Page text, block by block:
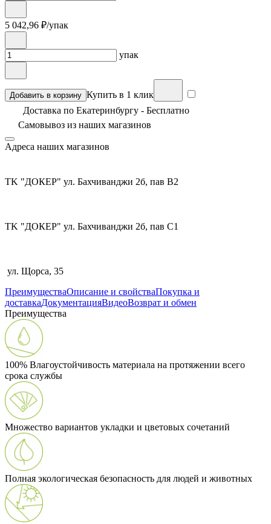
5 042,96 ₽/упак
упак
Добавить в корзину Купить в 1 клик
Доставка по Екатеринбургу - Бесплатно
Самовывоз из наших магазинов
Адреса наших магазинов
TK "ДОКЕР" ул. Бахчиванджи 2б, пав В2
TK "ДОКЕР" ул. Бахчиванджи 2б, пав С1
ул. Щорса, 35
ПреимуществаОписание и свойстваПокупка и
доставкаДокументацияВидеоВозврат и обмен
Преимущества
100% Влагоустойчивость материала на протяжении всего
срока службы
Множество вариантов укладки и цветовых сочетаний
Полная экологическая безопасность для людей и животных